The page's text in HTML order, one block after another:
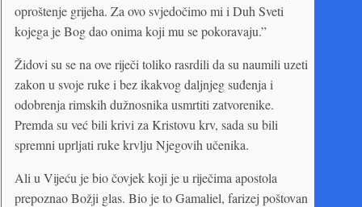
oproštenje grijeha. Za ovo svjedočimo mi i Duh Sveti
kojega je Bog dao onima koji mu se pokoravaju.”
Židovi su se na ove riječi toliko rasrdili da su naumili uzeti
zakon u svoje ruke i bez ikakvog daljnjeg suđenja i
odobrenja rimskih dužnosnika usmrtiti zatvorenike.
Premda su već bili krivi za Kristovu krv, sada su bili
spremni uprljati ruke krvlju Njegovih učenika.
Ali u Vijeću je bio čovjek koji je u riječima apostola
prepoznao Božji glas. Bio je to Gamaliel, farizej poštovan